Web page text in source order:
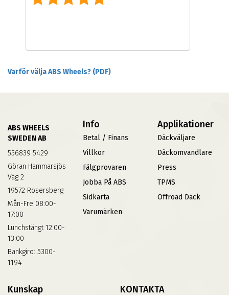
Varför välja ABS Wheels? (PDF)
ABS WHEELS
SWEDEN AB
556839 5429
Göran Hammarsjös
Väg 2
19572 Rosersberg
Mån-Fre 08:00-
17:00
Lunchstängt 12:00-
13:00
Bankgiro: 5300-
1194
Info
Betal / Finans
Villkor
Fälgprovaren
Jobba På ABS
Sidkarta
Varumärken
Applikationer
Däckväljare
Däckomvandlare
Press
TPMS
Offroad Däck
Kunskap KONTAKTA